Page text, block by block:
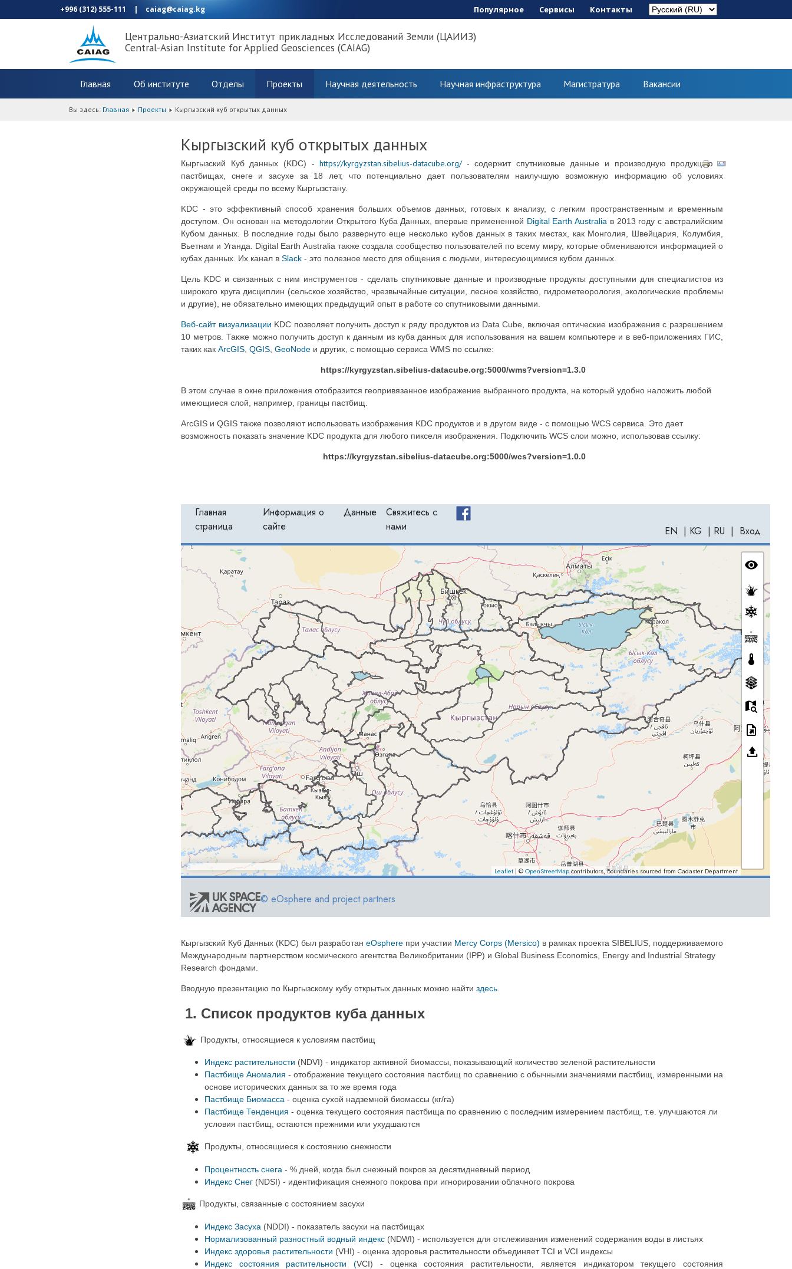
+996 (312) 555-111 | caiag@caiag.kg Популярное Сервисы Контакты
Центрально-Азиатский Институт прикладных Исследований Земли (ЦАИИЗ)
Central-Asian Institute for Applied Geosciences (CAIAG)
Главная Об институте Отделы Проекты Научная деятельность Научная инфраструктура Магистратура Вакансии
Вы здесь: Главная Проекты Кыргызский куб открытых данных
Кыргызский куб открытых данных
Кыргызский Куб данных (KDC) -https://kyrgyzstan.sibelius-datacube.org/- содержит спутниковые данные и производную продукциюо
пастбищах, снеге и засухе за 18 лет, что потенциально дает пользователям наилучшую возможную информацию об условиях
окружающей среды по всему Кыргызстану.
KDC - это эффективный способ хранения больших объемов данных, готовых к анализу, с легким пространственным и временным
доступом. Он основан на методологии Открытого Куба Данных, впервые примененной Digital Earth Australia в 2013 году с австралийским
Кубом данных. В последние годы было развернуто еще несколько кубов данных в таких местах, как Монголия, Швейцария, Колумбия,
Вьетнам и Уганда. Digital Earth Australia также создала сообщество пользователей по всему миру, которые обмениваются информацией о
кубах данных. Их канал в Slack - это полезное место для общения с людьми, интересующимися кубом данных.
Цель KDC и связанных с ним инструментов - сделать спутниковые данные и производные продукты доступными для специалистов из
широкого круга дисциплин (сельское хозяйство, чрезвычайные ситуации, лесное хозяйство, гидрометеорология, экологические проблемы
и другие), не обязательно имеющих предыдущий опыт в работе со спутниковыми данными.
Веб-сайт визуализации KDC позволяет получить доступ к ряду продуктов из Data Cube, включая оптические изображения с разрешением
10 метров. Также можно получить доступ к данным из куба данных для использования на вашем компьютере и в веб-приложениях ГИС,
таких как ArcGIS QGIS GeoNode и других, с помощью сервиса WMS по ссылке:
https://kyrgyzstan.sibelius-datacube.org:5000/wms?version=1.3.0
В этом случае в окне приложения отобразится геопривязанное изображение выбранного продукта, на который удобно наложить любой
имеющиеся слой, например, границы пастбищ.
ArcGIS и QGIS также позволяют использовать изображения KDC продуктов и в другом виде - с помощью WCS сервиса. Это дает
возможность показать значение KDC продукта для любого пикселя изображения. Подключить WCS слои можно, использовав ссылку:
https://kyrgyzstan.sibelius-datacube.org:5000/wcs?version=1.0.0
Кыргызский Куб Данных (KDC) был разработан eOsphere при участии Mercy Corps (Mersico) в рамках проекта SIBELIUS, поддерживаемого
Международным партнерством космического агентства Великобритании (IPP) и Global Business Economics, Energy and Industrial Strategy
Research фондами.
Вводную презентацию по Кыргызскому кубу открытых данных можно найти здесь
1. Список продуктов куба данных
Продукты, относящиеся к условиям пастбищ
Индекс растительности (NDVI) - индикатор активной биомассы, показывающий количество зеленой растительности
Пастбище Аномалия - отображение текущего состояния пастбищ по сравнению с обычными значениями пастбищ, измеренными на
основе исторических данных за то же время года
Пастбище Биомасса - оценка сухой надземной биомассы (кг/га)
Пастбище Тенденция - оценка текущего состояния пастбища по сравнению с последним измерением пастбищ, т.е. улучшаются ли
условия пастбищ, остаются прежними или ухудшаются
Продукты, относящиеся к состоянию снежности
Процентность снега - % дней, когда был снежный покров за десятидневный период
Индекс Снег (NDSI) - идентификация снежного покрова при игнорировании облачного покрова
Продукты, связанные с состоянием засухи
Индекс Засуха (NDDI) - показатель засухи на пастбищах
Нормализованный разностный водный индекс (NDWI) - используется для отслеживания изменений содержания воды в листьях
Индекс здоровья растительности (VHI) - оценка здоровья растительности объединяет TCI и VCI индексы
Индекс состояния растительности (VCI) - оценка состояния растительности, является индикатором текущего состояния